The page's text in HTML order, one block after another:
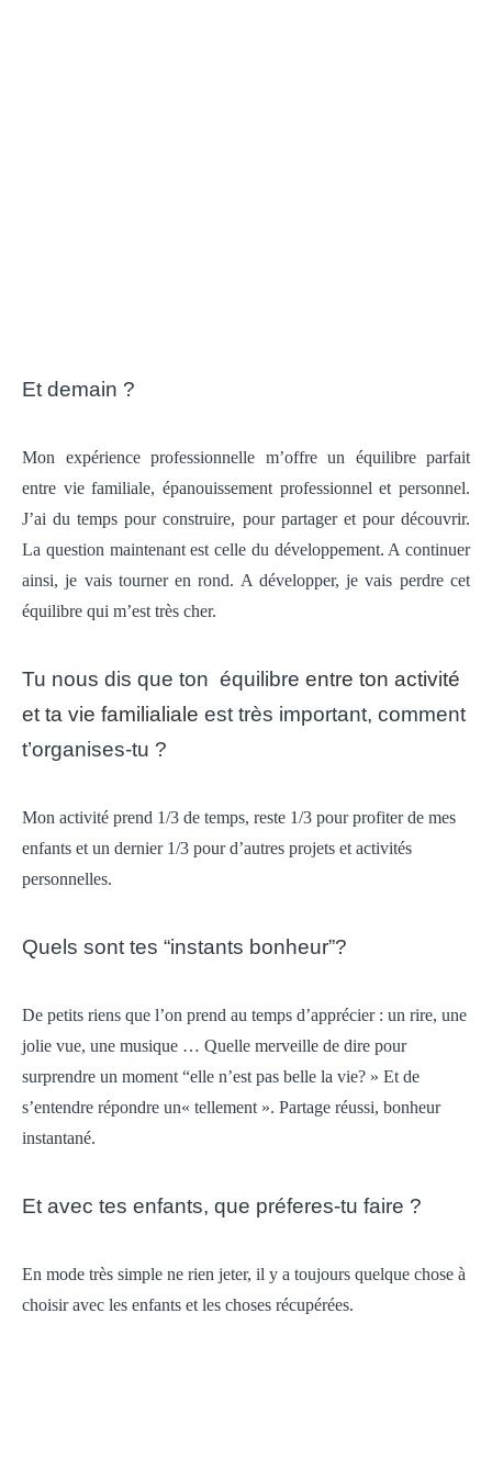
Et demain ?
Mon expérience professionnelle m’offre un équilibre parfait
entre vie familiale, épanouissement professionnel et personnel.
J’ai du temps pour construire, pour partager et pour découvrir.
La question maintenant est celle du développement. A continuer
ainsi, je vais tourner en rond. A développer, je vais perdre cet
équilibre qui m’est très cher.
Tu nous dis que ton équilibre entre ton activité
et ta vie familialiale est très important, comment
t’organises-tu ?
Mon activité prend 1/3 de temps, reste 1/3 pour profiter de mes
enfants et un dernier 1/3 pour d’autres projets et activités
personnelles.
Quels sont tes “instants bonheur”?
De petits riens que l’on prend au temps d’apprécier : un rire, une
jolie vue, une musique … Quelle merveille de dire pour
surprendre un moment “elle n’est pas belle la vie? » Et de
s’entendre répondre un« tellement ». Partage réussi, bonheur
instantané.
Et avec tes enfants, que préferes-tu faire ?
En mode très simple ne rien jeter, il y a toujours quelque chose à
choisir avec les enfants et les choses récupérées.